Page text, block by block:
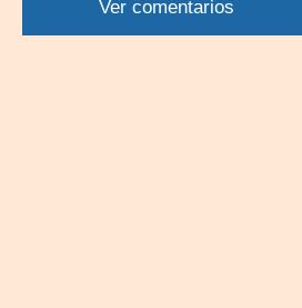
WhatsApp
TwitterFacebookLinkedin
Ver comentarios